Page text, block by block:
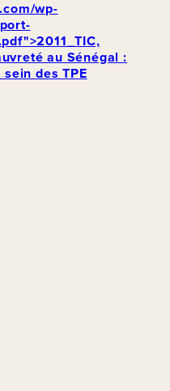
wp-
au Sénégal :
des TPE